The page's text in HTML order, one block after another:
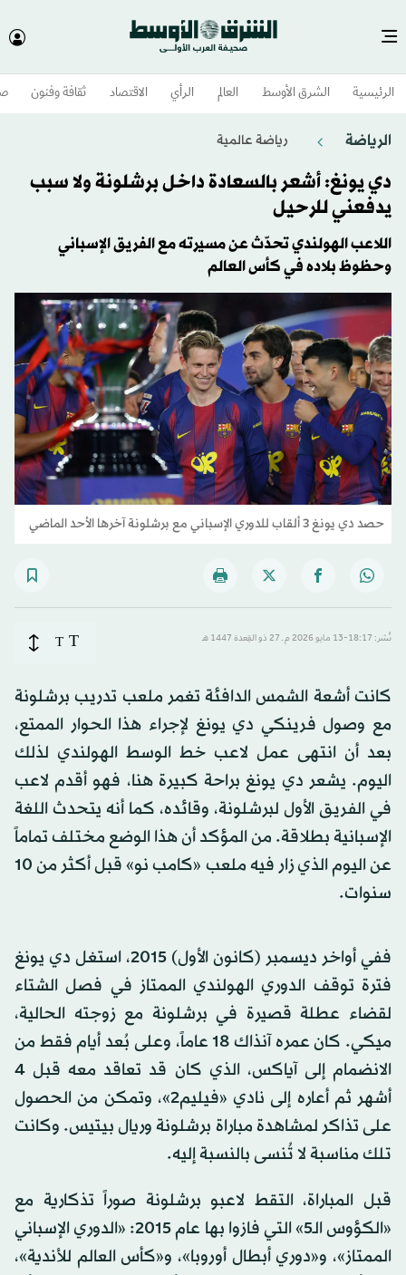
الرئيسية الشرق الأوسط​ العالم الرأي الاقتصاد ثقافة وفنون
الرياضة رياضة عالمية
دي يونغ: أشعر بالسعادة داخل برشلونة ولا سبب
يدفعني للرحيل
اللاعب الهولندي تحدّث عن مسيرته مع الفريق الإسباني
وحظوظ بلاده في كأس العالم
حصد دي يونغ 3 ألقاب للدوري الإسباني مع برشلونة آخرها الأحد الماضي
نُشر: 18:17-13 مايو 2026 م ـ 27 ذو القِعدة 1447 هـ T
T
كانت أشعة الشمس الدافئة تغمر ملعب تدريب برشلونة
مع وصول فرينكي دي يونغ لإجراء هذا الحوار الممتع،
بعد أن انتهى عمل لاعب خط الوسط الهولندي لذلك
اليوم. يشعر دي يونغ براحة كبيرة هنا، فهو أقدم لاعب
في الفريق الأول لبرشلونة، وقائده، كما أنه يتحدث اللغة
الإسبانية بطلاقة. من المؤكد أن هذا الوضع مختلف تماماً
عن اليوم الذي زار فيه ملعب «كامب نو» قبل أكثر من 10
سنوات.
ففي أواخر ديسمبر (كانون الأول) 2015، استغل دي يونغ
فترة توقف الدوري الهولندي الممتاز في فصل الشتاء
لقضاء عطلة قصيرة في برشلونة مع زوجته الحالية،
ميكي. كان عمره آنذاك 18 عاماً، وعلى بُعد أيام فقط من
الانضمام إلى آياكس، الذي كان قد تعاقد معه قبل 4
أشهر ثم أعاره إلى نادي «فيليم2»، وتمكن من الحصول
على تذاكر لمشاهدة مباراة برشلونة وريال بيتيس. وكانت
تلك مناسبة لا تُنسى بالنسبة إليه.
قبل المباراة، التقط لاعبو برشلونة صوراً تذكارية مع
«الكؤوس الـ5» التي فازوا بها عام 2015: «الدوري الإسباني
الممتاز»، و«دوري أبطال أوروبا»، و«كأس العالم للأندية»،